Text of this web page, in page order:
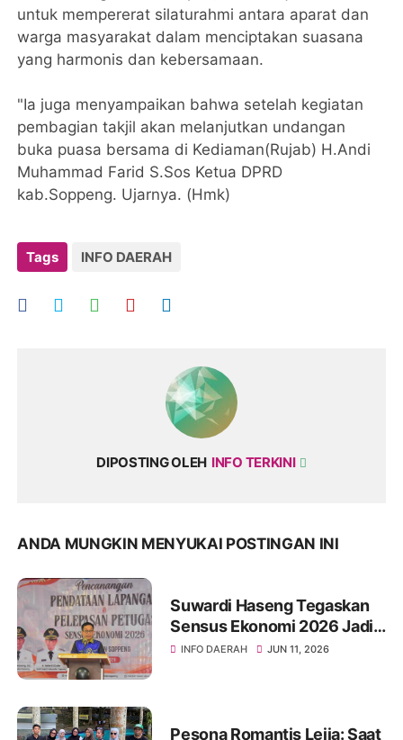
untuk mempererat silaturahmi antara aparat dan
warga masyarakat dalam menciptakan suasana
yang harmonis dan kebersamaan.
"Ia juga menyampaikan bahwa setelah kegiatan
pembagian takjil akan melanjutkan undangan
buka puasa bersama di Kediaman(Rujab) H.Andi
Muhammad Farid S.Sos Ketua DPRD
kab.Soppeng. Ujarnya. (Hmk)
Tags INFO DAERAH
DIPOSTING OLEH INFO TERKINI
ANDA MUNGKIN MENYUKAI POSTINGAN INI
Suwardi Haseng Tegaskan
Sensus Ekonomi 2026 Jadi
Basis Pembangunan
INFO DAERAH JUN 11, 2026
Pesona Romantis Lejja: Saat